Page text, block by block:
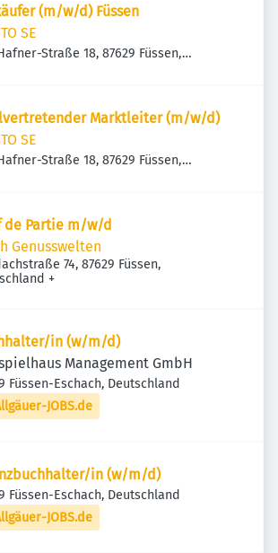
(m/w/d) Füssen
SE
Straße 18, 87629 Füssen,
Marktleiter (m/w/d)
SE
Straße 18, 87629 Füssen,
de Partie m/w/d
Genusswelten
74, 87629 Füssen,
+
in (w/m/d)
Management GmbH
Füssen-Eschach, Deutschland
JOBS.de
in (w/m/d)
Füssen-Eschach, Deutschland
JOBS.de